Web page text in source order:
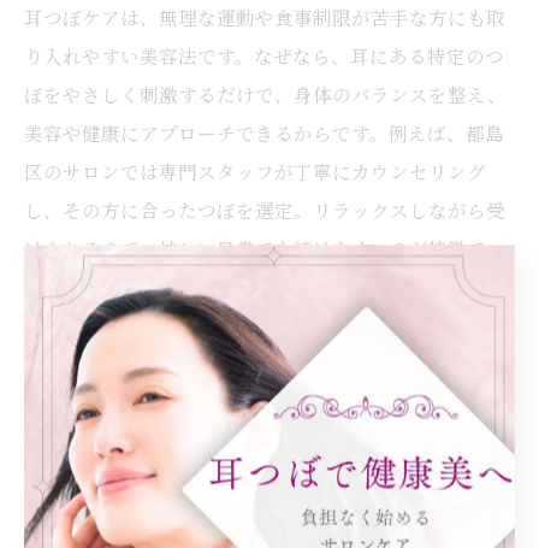
耳つぼケアは、無理な運動や食事制限が苦手な方にも取
り入れやすい美容法です。なぜなら、耳にある特定のつ
ぼをやさしく刺激するだけで、身体のバランスを整え、
美容や健康にアプローチできるからです。例えば、都島
区のサロンでは専門スタッフが丁寧にカウンセリング
し、その方に合ったつぼを選定。リラックスしながら受
けられるので、忙しい日常でも続けやすいのが特徴で
す。無理のない継続が、美しさを支える第一歩となりま
耳つぼでストレスなくダイエットを実践
耳つぼは、ストレスを感じずにダイエットを進めたい方
に最適です。理由は、食欲やストレス緩和に関わるつぼ
を刺激することで、自然と無理のない食事コントロール